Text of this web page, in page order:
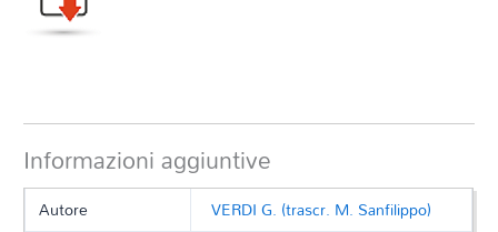
Informazioni aggiuntive
Autore
VERDI G. (trascr. M. Sanfilippo)